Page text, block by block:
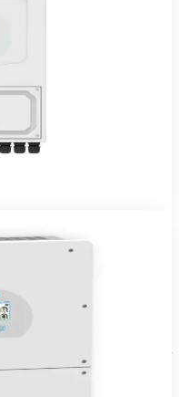
— solaire, batterie, réseau
48V Triphasé
— solaire, batterie, réseau et